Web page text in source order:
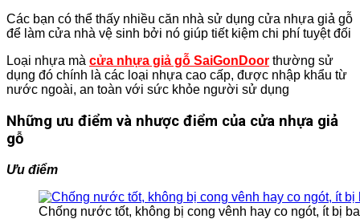
Các bạn có thể thấy nhiều căn nhà sử dụng cửa nhựa giả gỗ
để làm cửa nhà vệ sinh bởi nó giúp tiết kiệm chi phí tuyệt đối
Loại nhựa mà cửa nhựa giả gỗ SaiGonDoor thường sử
dụng đó chính là các loại nhựa cao cấp, được nhập khẩu từ
nước ngoài, an toàn với sức khỏe người sử dụng
Những ưu điểm và nhược điểm của cửa nhựa giả
gỗ
Ưu điểm
Chống nước tốt, không bị cong vênh hay co ngót, ít bị